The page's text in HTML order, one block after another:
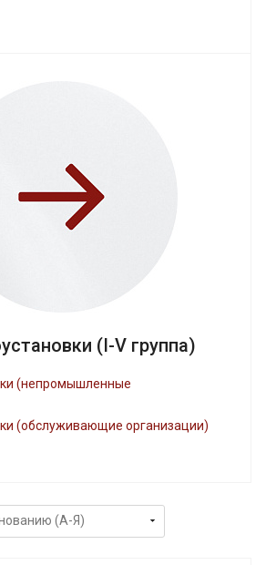
(I-V группа)
(непромышленные
(обслуживающие организации)